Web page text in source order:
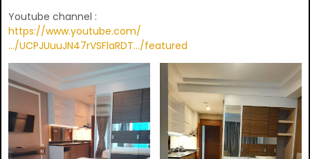
Youtube channel :
https://www.youtube.com/
…/UCPJUuuJN47rVSFlaRDT…/featured